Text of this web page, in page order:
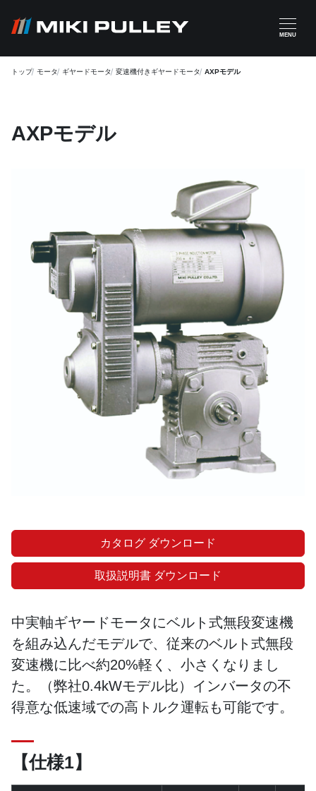
MENU
トップ モータ ギヤードモータ 変速機付きギヤードモータ AXPモデル
AXPモデル
カタログ ダウンロード
取扱説明書 ダウンロード
中実軸ギヤードモータにベルト式無段変速機
を組み込んだモデルで、従来のベルト式無段
変速機に比べ約20%軽く、小さくなりまし
た。（弊社0.4kWモデル比）インバータの不
得意な低速域での高トルク運転も可能です。
【仕様1】